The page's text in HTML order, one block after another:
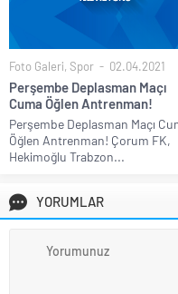
Foto Galeri, Spor 02.04.2021
Perşembe Deplasman Maçı
Cuma Öğlen Antrenman!
Perşembe Deplasman Maçı
Öğlen Antrenman! Çorum FK,
Hekimoğlu Trabzon...
YORUMLAR